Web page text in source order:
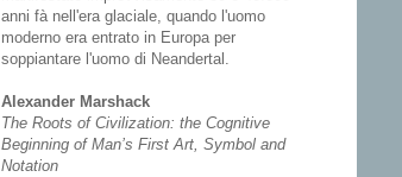
anni fà nell'era glaciale, quando l'uomo
moderno era entrato in Europa per
soppiantare l'uomo di Neandertal.
Alexander Marshack
The Roots of Civilization: the Cognitive
Beginning of Man’s First Art, Symbol and
Notation